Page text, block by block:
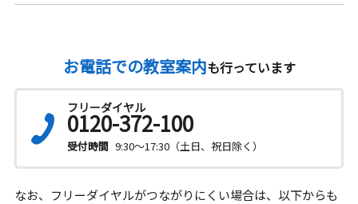
お電話での教室案内も行っています
フリーダイヤル
0120-372-100
受付時間 9:30～17:30（土日、祝日除く）
なお、フリーダイヤルがつながりにくい場合は、以下からも